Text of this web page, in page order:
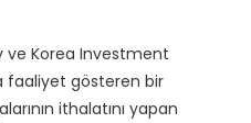
ve Korea Investment
faaliyet gösteren bir
ithalatını yapan